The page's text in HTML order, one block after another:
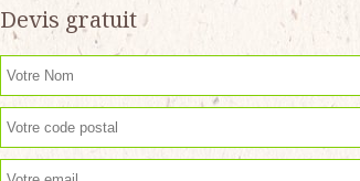
Devis gratuit